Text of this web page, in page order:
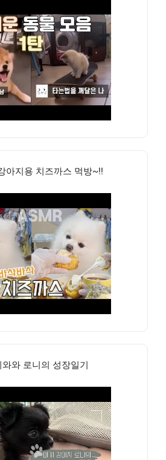
아지용 치즈까스 먹방~!!
와와 로니의 성장일기